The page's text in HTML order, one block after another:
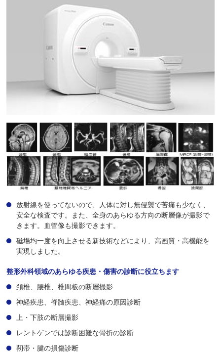
放射線を使ってないので、人体に対し無侵襲で苦痛も少なく、
安全な検査です。また、全身のあらゆる方向の断層像が撮影で
きます。血管像も撮影できます。
磁場均一度を向上させる新技術などにより、高画質・高機能を
実現しました。
整形外科領域のあらゆる疾患・傷害の診断に役立ちます
頚椎、腰椎、椎間板の断層撮影
神経疾患、脊髄疾患、神経痛の原因診断
上・下肢の断層撮影
レントゲンでは診断困難な骨折の診断
靭帯・腱の損傷診断